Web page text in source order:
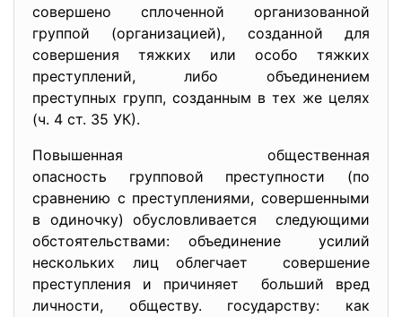
совершено сплоченной организованной
группой (организацией), созданной для
совершения тяжких или особо тяжких
преступлений, либо объединением
преступных групп, созданным в тех же целях
(ч. 4 ст. 35 УК).
Повышенная общественная
опасность групповой преступности (по
сравнению с преступлениями, совершенными
в одиночку) обусловливается следующими
обстоятельствами: объединение усилий
нескольких лиц облегчает совершение
преступления и причиняет больший вред
личности, обществу. государству: как